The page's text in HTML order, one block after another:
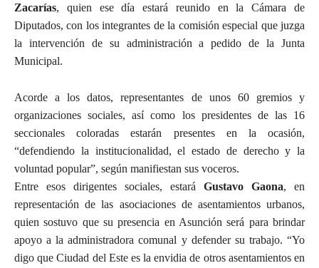
Zacarías, quien ese día estará reunido en la Cámara de
Diputados, con los integrantes de la comisión especial que juzga
la intervención de su administración a pedido de la Junta
Municipal.
Acorde a los datos, representantes de unos 60 gremios y
organizaciones sociales, así como los presidentes de las 16
seccionales coloradas estarán presentes en la ocasión,
“defendiendo la institucionalidad, el estado de derecho y la
voluntad popular”, según manifiestan sus voceros.
Entre esos dirigentes sociales, estará Gustavo Gaona, en
representación de las asociaciones de asentamientos urbanos,
quien sostuvo que su presencia en Asunción será para brindar
apoyo a la administradora comunal y defender su trabajo. “Yo
digo que Ciudad del Este es la envidia de otros asentamientos en